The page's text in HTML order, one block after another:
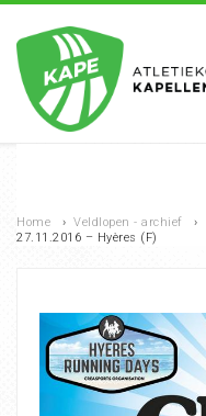
Home › Veldlopen - archief ›
27.11.2016 – Hyères (F)